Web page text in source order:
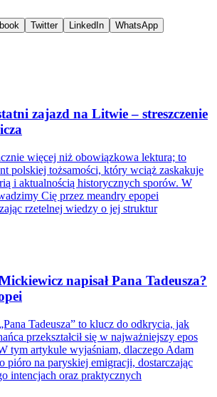
Twitter LinkedIn WhatsApp
zajazd na Litwie – streszczenie
więcej niż obowiązkowa lektura; to
polskiej tożsamości, który wciąż zaskakuje
i aktualnością historycznych sporów. W
Cię przez meandry epopei
rzetelnej wiedzy o jej struktur
napisał Pana Tadeusza?
Tadeusza” to klucz do odkrycia, jak
przekształcił się w najważniejszy epos
tym artykule wyjaśniam, dlaczego Adam
pióro na paryskiej emigracji, dostarczając
intencjach oraz praktycznych